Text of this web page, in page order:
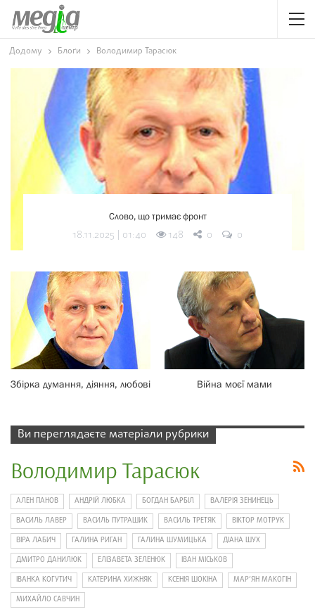
Додому Блоґи Володимир Тарасюк
Слово, що тримає фронт
18.11.2025 | 01:40 148 0 0
Збірка думання, діяння, любові Війна моєї мами
Ви переглядаєте матеріали рубрики
Володимир Тарасюк
АЛЕН ПАНОВ АНДРІЙ ЛЮБКА БОГДАН БАРБІЛ
ВАЛЕРІЯ ЗЕНИНЕЦЬ
ВАСИЛЬ ЛАВЕР
ВАСИЛЬ ПУТРАШИК ВАСИЛЬ ТРЕТЯК
ВІКТОР МОТРУК
ВІРА ЛАБИЧ
ГАЛИНА РИГАН ГАЛИНА ШУМИЦЬКА
ДІАНА ШУХ
ДМИТРО ДАНИЛЮК
ЕЛІЗАВЕТА ЗЕЛЕНЮК
ІВАН МІСЬКОВ
ІВАНКА КОГУТИЧ
КАТЕРИНА ХИЖНЯК КСЕНІЯ ШОКІНА
МАР’ЯН МАКОГІН
МИХАЙЛО САВЧИН